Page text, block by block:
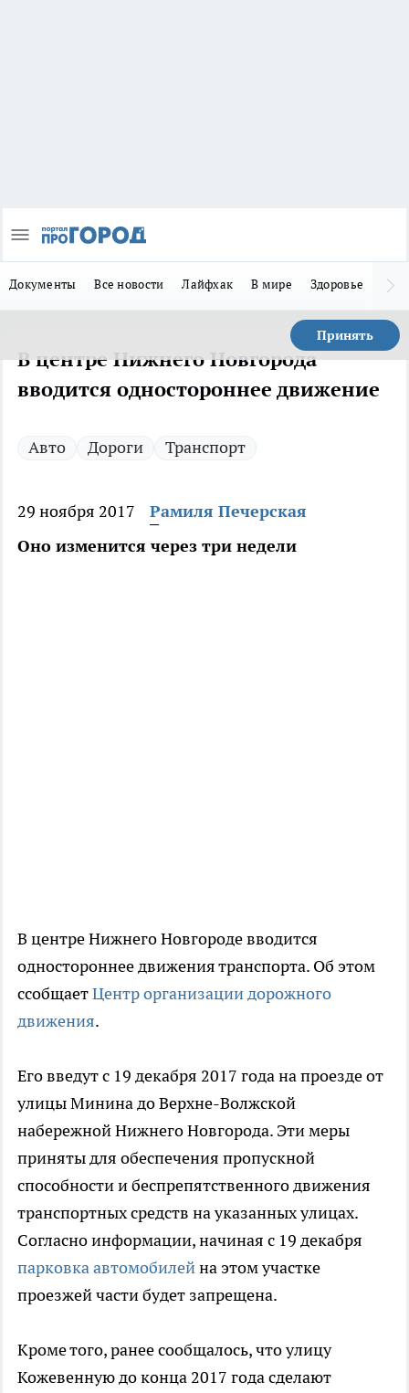
Документы Все новости Лайфхак В мире Здоровье
Принять
В центре Нижнего Новгорода
вводится одностороннее движение
Авто Дороги Транспорт
29 ноября 2017
Рамиля Печерская
Оно изменится через три недели
В центре Нижнего Новгороде вводится
одностороннее движения транспорта. Об этом
ссобщаетЦентр организации дорожного
движения.
Его введут с 19 декабря 2017 года на проезде от
улицы Минина до Верхне-Волжской
набережной Нижнего Новгорода. Эти меры
приняты для обеспечения пропускной
способности и беспрепятственного движения
транспортных средств на указанных улицах.
Согласно информации, начиная с 19 декабря
парковка автомобилейна этом участке
проезжей части будет запрещена.
Кроме того, ранее сообщалось, что улицу
Кожевенную до конца 2017 года сделают